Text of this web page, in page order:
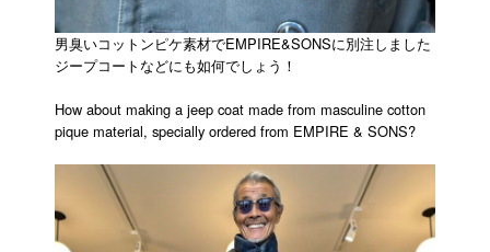
男臭いコットンピケ素材でEMPIRE&SONSに別注しました
ジープコートなどにも如何でしょう！
How about making a jeep coat made from masculine cotton
pique material, specially ordered from EMPIRE & SONS?